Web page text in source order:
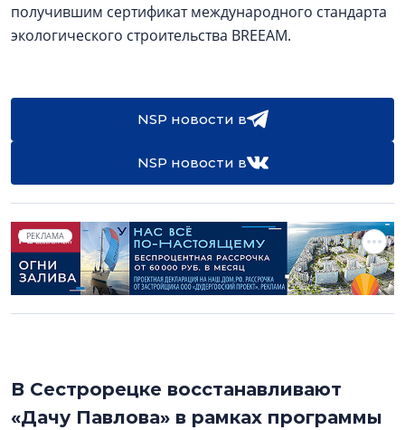
получившим сертификат международного стандарта
экологического строительства BREEAM.
NSP новости в
NSP новости в
РЕКЛАМА
В Сестрорецке восстанавливают
«Дачу Павлова» в рамках программы